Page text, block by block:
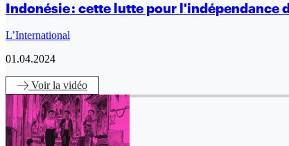
Indonésie : cette lutte pour l'indépendance
L’International
01.04.2024
Voirla vidéo